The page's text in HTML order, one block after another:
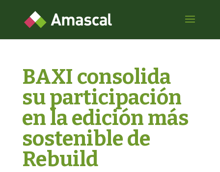
BAXI consolida
su participación
en la edición más
sostenible de
Rebuild